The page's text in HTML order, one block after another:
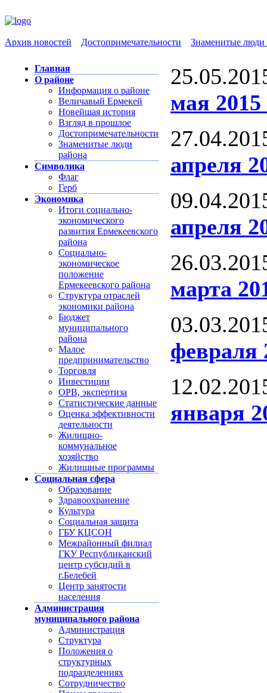
Архив новостей Достопримечательности Знаменитые люди
Главная
О районе
Информация о районе
Величавый Ермекей
Новейшая история
Взгляд в прошлое
Достопримечательности
Знаменитые люди
района
Символика
Флаг
Герб
Экономика
Итоги социально-
экономического
развития Ермекеевского
района
Социально-
экономическое
положение
Ермекеевского района
Структура отраслей
экономики района
Бюджет
муниципального
района
Малое
предпринимательство
Торговля
Инвестиции
ОРВ, экспертиза
Статистические данные
Оценка эффективности
деятельности
Жилищно-
коммунальное
хозяйство
Жилищные программы
Социальная сфера
Образование
Здравоохранение
Культура
Социальная защита
ГБУ КЦСОН
Межрайонный филиал
ГКУ Республиканский
центр субсидий в
г.Белебей
Центр занятости
населения
Администрация
муниципального района
Администрация
Структура
Положения о
структурных
подразделениях
Сотрудничество
мая 2015
апреля
апреля
марта
февраля
января